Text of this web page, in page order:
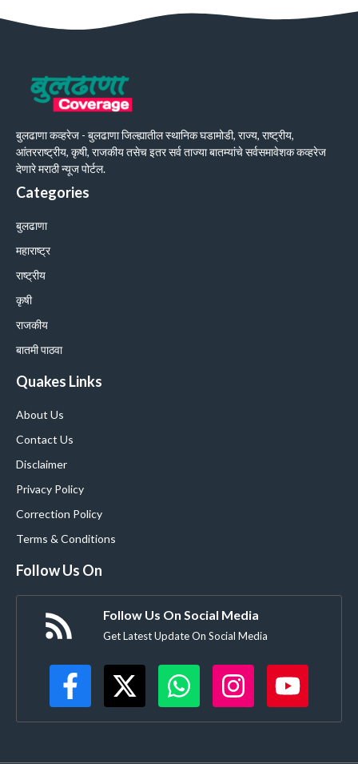
बुलढाणा कव्हरेज - बुलढाणा जिल्ह्यातील स्थानिक घडामोडी, राज्य, राष्ट्रीय,
आंतरराष्ट्रीय, कृषी, राजकीय तसेच इतर सर्व ताज्या बातम्यांचे सर्वसमावेशक कव्हरेज
देणारे मराठी न्यूज पोर्टल.
Categories
बुलढाणा
महाराष्ट्र
राष्ट्रीय
कृषी
राजकीय
बातमी पाठवा
Quakes Links
About Us
Contact Us
Disclaimer
Privacy Policy
Correction Policy
Terms & Conditions
Follow Us On
Follow Us On Social Media
Get Latest Update On Social Media